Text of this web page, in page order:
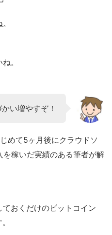
。
い増やすぞ！
めて5ヶ月後にクラウドソ
稼いだ実績のある筆者が解
おくだけのビットコイン